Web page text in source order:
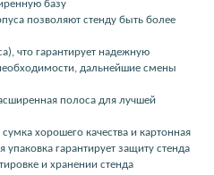
базу
позволяют стенду быть более
что гарантирует надежную
дальнейшие смены
полоса для лучшей
хорошего качества и картонная
упаковка гарантирует защиту стенда
и хранении стенда